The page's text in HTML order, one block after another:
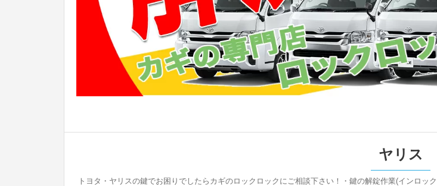
ヤリス
トヨタ・ヤリスの鍵でお困りでしたらカギのロックロックにご相談下さい！・鍵の解錠作業(インロ